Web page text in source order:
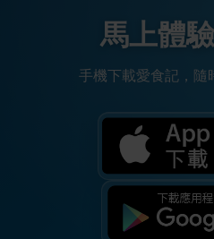
馬上體
手機下載愛食記，隨